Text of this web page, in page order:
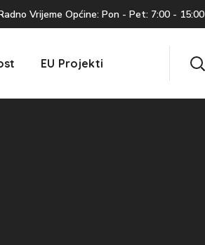
Vrijeme Općine: Pon - Pet: 7:00 - 15:00
EU Projekti